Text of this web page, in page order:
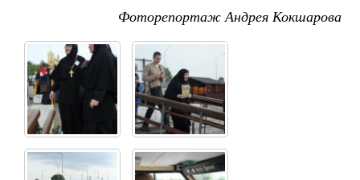
Фоторепортаж Андрея Кокшарова